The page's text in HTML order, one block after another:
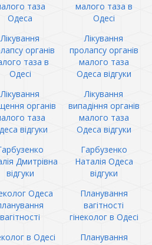
таза
Одеса
малого таза в
Одесі
Лікування
органів
таза в
Одесі
Лікування
пролапсу органів
малого таза
Одеса відгуки
Лікування
органів
таза
відгуки
Лікування
випадіння органів
малого таза
Одеса відгуки
Дмитрівна
відгуки
Гарбузенко
Наталія Одеса
відгуки
Одеса
вагітності
Планування
вагітності
гінеколог в Одесі
в Одесі
Планування